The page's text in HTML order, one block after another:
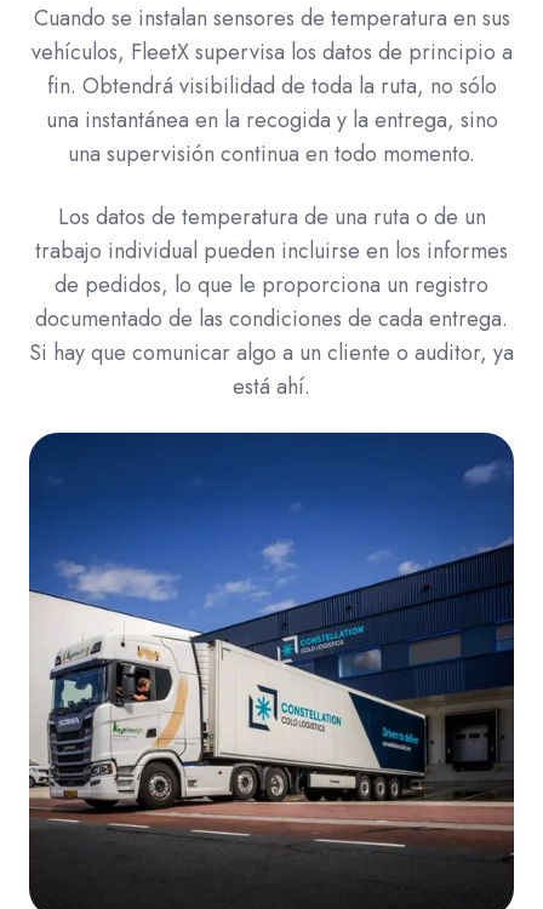
Cuando se instalan sensores de temperatura en sus
vehículos, FleetX supervisa los datos de principio a
fin. Obtendrá visibilidad de toda la ruta, no sólo
una instantánea en la recogida y la entrega, sino
una supervisión continua en todo momento.
Los datos de temperatura de una ruta o de un
trabajo individual pueden incluirse en los informes
de pedidos, lo que le proporciona un registro
documentado de las condiciones de cada entrega.
Si hay que comunicar algo a un cliente o auditor, ya
está ahí.